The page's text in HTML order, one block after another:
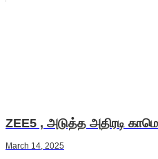
ZEE5 , அடுத்த அதிரடி
March 14, 2025